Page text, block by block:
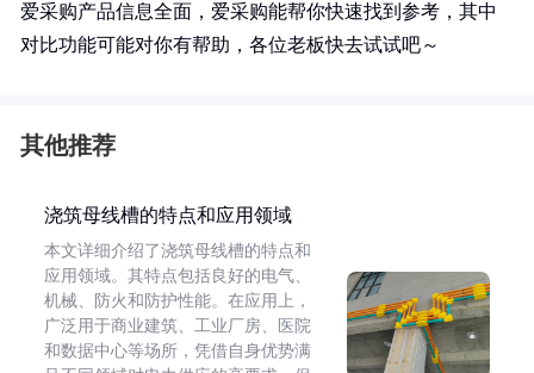
爱采购产品信息全面，爱采购能帮你快速找到参考，其中
对比功能可能对你有帮助，各位老板快去试试吧～
其他推荐
浇筑母线槽的特点和应用领域
本文详细介绍了浇筑母线槽的特点和
应用领域。其特点包括良好的电气、
机械、防火和防护性能。在应用上，
广泛用于商业建筑、工业厂房、医院
和数据中心等场所，凭借自身优势满